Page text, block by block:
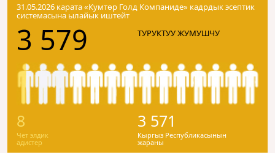
31.05.2026 карата «Кумтɵр Голд Компаниде» кадрдык эсептик
системасына ылайык иштейт
3 579 ТУРУКТУУ ЖУМУШЧУ
8
Чет элдик
адистер
3 571
Кыргыз Республикасынын
жараны